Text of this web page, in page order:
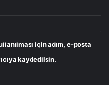
için adım, e-posta
kaydedilsin.